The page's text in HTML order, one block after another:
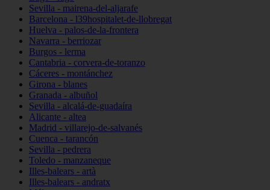
Sevilla - mairena-del-aljarafe
Barcelona - l39hospitalet-de-llobregat
Huelva - palos-de-la-frontera
Navarra - berriozar
Burgos - lerma
Cantabria - corvera-de-toranzo
Cáceres - montánchez
Girona - blanes
Granada - albuñol
Sevilla - alcalá-de-guadaíra
Alicante - altea
Madrid - villarejo-de-salvanés
Cuenca - tarancón
Sevilla - pedrera
Toledo - manzaneque
Illes-balears - artà
Illes-balears - andratx